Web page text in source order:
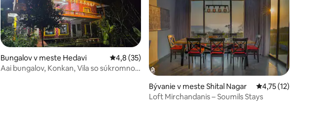
Bungalov v meste Hedavi Priemerné ohodnotenie 4,8 z 5, počet hodnotení: 35
4,8 (35)
Aai bungalov, Konkan, Vila so súkromnou
Bývanie v meste Shital Nagar
Priemerné
4,75 (12)
Loft Mirchandanis – Soumils Stays